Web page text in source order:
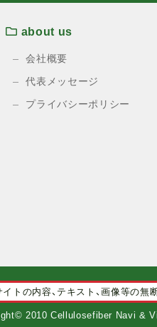
about us
会社概要
代表メッセージ
プライバシーポリシー
トの内容、テキスト、画像等の無
2010 Cellulosefiber Navi &